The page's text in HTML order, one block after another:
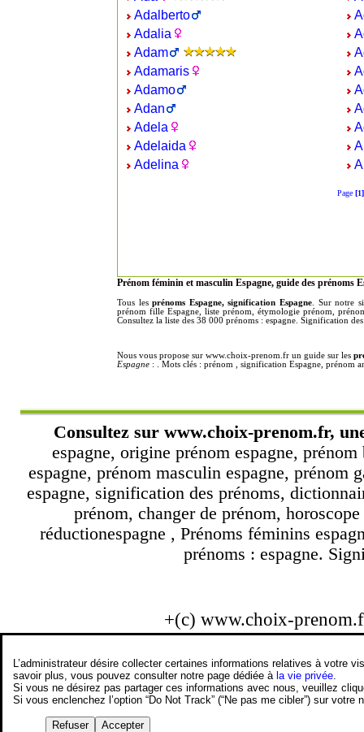
Adalberto
Adalia
Adam
Adamaris
Adamo
Adan
Adela
Adelaida
Adelina
Page [1]
Prénom féminin et masculin Espagne, guide des prénoms
Tous lesprénoms Espagne, signification Espagne . Sur notre
prénom fille Espagne, liste prénom, étymologie prénom,
Consultez la liste des 38 000 prénoms : espagne. Signification
Nous vous propose sur www.choix-prenom.fr un guide sur les
Espagne : . Mots clés : prénom , signification Espagne, prénom
Consultez sur www.choix-prenom.fr,
espagne, origine prénom espagne,
espagne, prénom masculin espagne, prénom
espagne, signification des prénoms,
prénom, changer de prénom,
réductionespagne , Prénoms féminins
prénoms : espagne.
+(c) www.choix-
L’administrateur désire collecter certaines informations relatives à votre
savoir plus, vous pouvez consulter notre page dédiée àla vie privée
Si vous ne désirez pas partager ces informations avec nous, veuillez
Si vous enclenchez l’option “Do Not Track” (“Ne pas me cibler”) sur
Refuser Accepter